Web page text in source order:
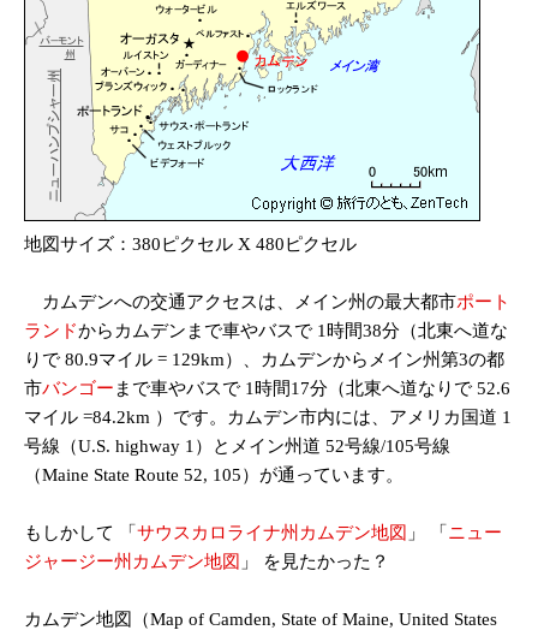
地図サイズ：380ピクセル X 480ピクセル
カムデンへの交通アクセスは、メイン州の最大都市ポート
ランドからカムデンまで車やバスで 1時間38分（北東へ道な
りで 80.9マイル = 129km）、カムデンからメイン州第3の都
市バンゴー まで車やバスで 1時間17分（北東へ道なりで 52.6
マイル =84.2km ）です。カムデン市内には、アメリカ国道 1
号線（U.S. highway 1）とメイン州道 52号線/105号線
（Maine State Route 52, 105）が通っています。
もしかして 「 サウスカロライナ州カムデン地図 」 「 ニュー
ジャージー州カムデン地図 」 を見たかった？
カムデン地図（Map of Camden, State of Maine, United States